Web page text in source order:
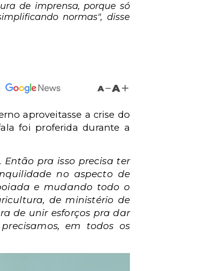
de imprensa, porque só
normas", disse
A A
aproveitasse a crise do
foi proferida durante a
pra isso precisa ter
no aspecto de
e mudando todo o
de ministério de
de unir esforços pra dar
em todos os